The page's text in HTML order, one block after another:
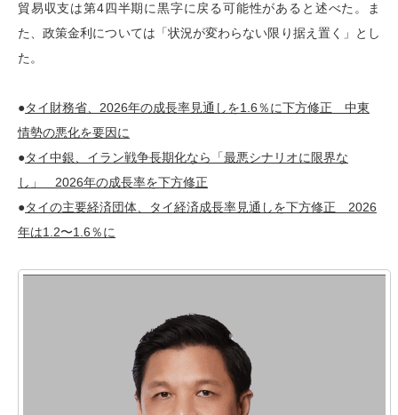
貿易収支は第4四半期に黒字に戻る可能性があると述べた。ま
た、政策金利については「状況が変わらない限り据え置く」とし
た。
●タイ財務省、2026年の成長率見通しを1.6％に下方修正 中東
情勢の悪化を要因に
●タイ中銀、イラン戦争長期化なら「最悪シナリオに限界な
し」 2026年の成長率を下方修正
●タイの主要経済団体、タイ経済成長率見通しを下方修正 2026
年は1.2〜1.6％に